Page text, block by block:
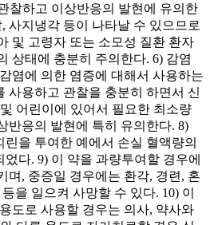
찰하고 이상반응의 발현에 유의한
사지냉각 등이 나타날 수 있으므로
및 고령자 또는 소모성 질환 환자
상태에 충분히 주의한다. 6) 감염
염에 의한 염증에 대해서 사용하는
사용하고 관찰을 충분히 하면서 신
어린이에 있어서 필요한 최소량
반응의 발현에 특히 유의한다. 8)
을 투여한 예에서 손실 혈액량의
다. 9) 이 약을 과량투여할 경우에
며, 중증일 경우에는 환각, 경련, 혼
을 일으켜 사망할 수 있다. 10) 이
도로 사용할 경우는 의사, 약사와